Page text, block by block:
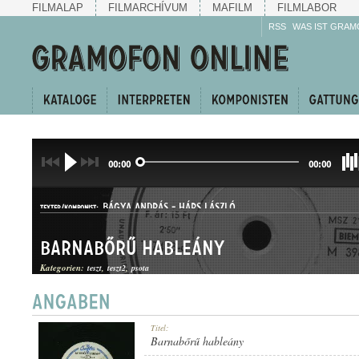
FILMALAP FILMARCHÍVUM MAFILM FILMLABOR
RSS WAS IST
00:00 00:00
TEXTER/KOMPONIST: BÁGYA ANDRÁS-HÁRS LÁSZLÓ
Barnabőrű hableány
Kategorien: teszt teszt2 psota
Titel:
Barnabőrű hableány